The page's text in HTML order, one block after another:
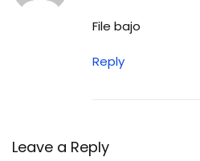
File bajo
Reply
Leave a Reply